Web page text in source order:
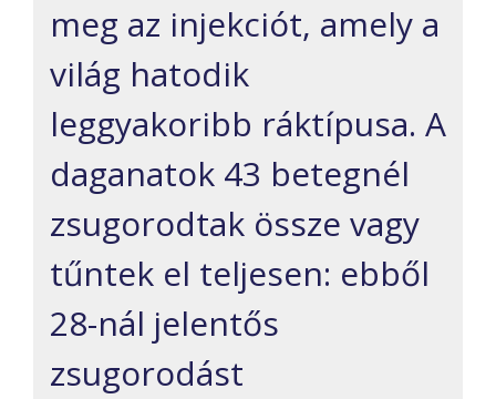
meg az injekciót, amely a
világ hatodik
leggyakoribb ráktípusa. A
daganatok 43 betegnél
zsugorodtak össze vagy
tűntek el teljesen: ebből
28-nál jelentős
zsugorodást